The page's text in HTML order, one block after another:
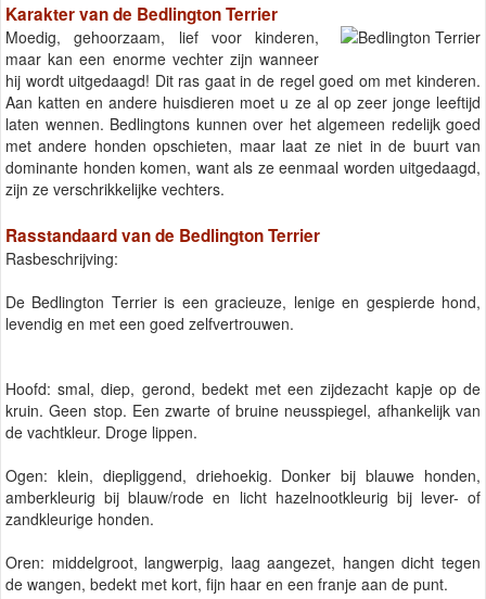
Karakter van de Bedlington Terrier
Moedig, gehoorzaam, lief voor kinderen,
maar kan een enorme vechter zijn wanneer
hij wordt uitgedaagd! Dit ras gaat in de regel goed om met kinderen.
Aan katten en andere huisdieren moet u ze al op zeer jonge leeftijd
laten wennen. Bedlingtons kunnen over het algemeen redelijk goed
met andere honden opschieten, maar laat ze niet in de buurt van
dominante honden komen, want als ze eenmaal worden uitgedaagd,
zijn ze verschrikkelijke vechters.
Rasstandaard van de Bedlington Terrier
Rasbeschrijving:
De Bedlington Terrier is een gracieuze, lenige en gespierde hond,
levendig en met een goed zelfvertrouwen.
Hoofd: smal, diep, gerond, bedekt met een zijdezacht kapje op de
kruin. Geen stop. Een zwarte of bruine neusspiegel, afhankelijk van
de vachtkleur. Droge lippen.
Ogen: klein, diepliggend, driehoekig. Donker bij blauwe honden,
amberkleurig bij blauw/rode en licht hazelnootkleurig bij lever- of
zandkleurige honden.
Oren: middelgroot, langwerpig, laag aangezet, hangen dicht tegen
de wangen, bedekt met kort, fijn haar en een franje aan de punt.